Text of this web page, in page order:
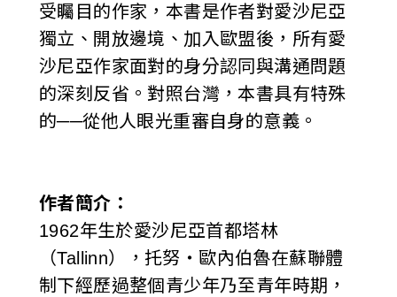
受矚目的作家，本書是作者對愛沙尼亞
獨立、開放邊境、加入歐盟後，所有愛
沙尼亞作家面對的身分認同與溝通問題
的深刻反省。對照台灣，本書具有特殊
的──從他人眼光重審自身的意義。
作者簡介：
1962年生於愛沙尼亞首都塔林
（Tallinn），托努‧歐內伯魯在蘇聯體
制下經歷過整個青少年乃至青年時期，